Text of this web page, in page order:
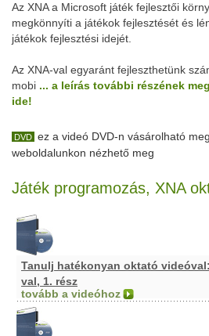
Az XNA a Microsoft játék fejlesztői
megkönnyíti a játékok fejlesztését és
játékok fejlesztési idejét.
Az XNA-val egyaránt fejleszthetünk
mobi ... a leírás további részének
ide!
DVD ez a videó DVD-n vásárolható meg
weboldalunkon nézhető meg
Játék programozás, XNA
Tanulj hatékonyan oktató
val, 1. rész
tovább a videóhoz